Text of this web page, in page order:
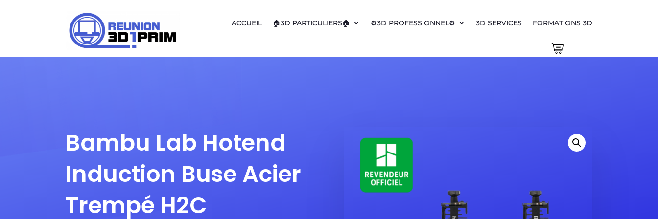
ACCUEIL 🏠3D PARTICULIERS🏠 ⚙️3D PROFESSIONNEL⚙️ 3D SERVICES FORMATIONS 3D
0 Items
Bambu Lab Hotend
Induction Buse Acier
Trempé H2C